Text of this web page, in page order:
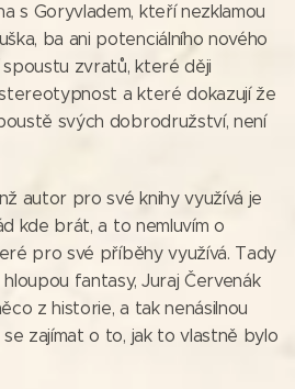
s Goryvladem, kteří nezklamou
ba ani potenciálního nového
zvratů, které ději
a které dokazují že
svých dobrodružství, není
autor pro své knihy využívá je
kde brát, a to nemluvím o
pro své příběhy využívá. Tady
fantasy, Juraj Červenák
z historie, a tak nenásilnou
zajímat o to, jak to vlastně bylo